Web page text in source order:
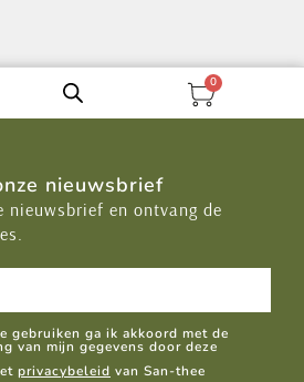
0
nieuwsbrief
nieuwsbrief en ontvang de
gebruiken ga ik akkoord met de
van mijn gegevens door deze
privacybeleid van San-thee